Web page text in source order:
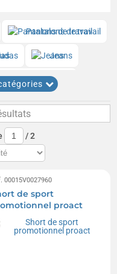
Pantalons de travail
Jeans
Shorts de travail
/2
00015V0027960
de sport
proact